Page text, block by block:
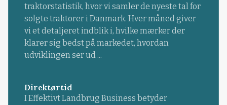
traktorstatistik, hvor vi samler de nyeste tal for
solgte traktorer i Danmark. Hver måned giver
vi et detaljeret indblik i, hvilke mærker der
klarer sig bedst på markedet, hvordan
udviklingen ser ud ...
Direktørtid
I Effektivt Landbrug Business betyder